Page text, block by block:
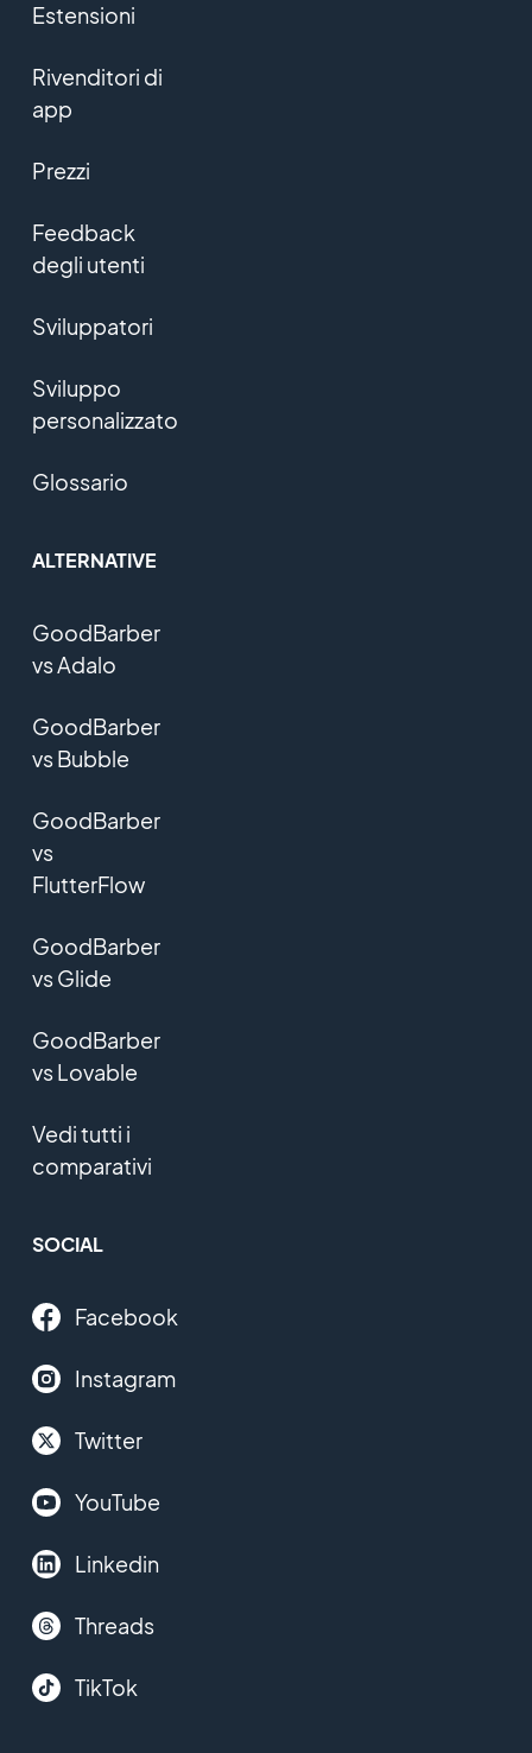
Estensioni
Rivenditori di
app
Prezzi
Feedback
degli utenti
Sviluppatori
Sviluppo
personalizzato
Glossario
ALTERNATIVE
GoodBarber
vs Adalo
GoodBarber
vs Bubble
GoodBarber
vs
FlutterFlow
GoodBarber
vs Glide
GoodBarber
vs Lovable
Vedi tutti i
comparativi
SOCIAL
Facebook
Instagram
Twitter
YouTube
Linkedin
Threads
TikTok